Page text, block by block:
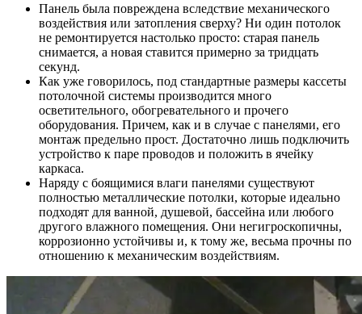
Панель была повреждена вследствие механического
воздействия или затопления сверху? Ни один потолок
не ремонтируется настолько просто: старая панель
снимается, а новая ставится примерно за тридцать
секунд.
Как уже говорилось, под стандартные размеры кассеты
потолочной системы производится много
осветительного, обогревательного и прочего
оборудования. Причем, как и в случае с панелями, его
монтаж предельно прост. Достаточно лишь подключить
устройство к паре проводов и положить в ячейку
каркаса.
Наряду с боящимися влаги панелями существуют
полностью металлические потолки, которые идеально
подходят для ванной, душевой, бассейна или любого
другого влажного помещения. Они негигроскопичны,
коррозионно устойчивы и, к тому же, весьма прочны по
отношению к механическим воздействиям.